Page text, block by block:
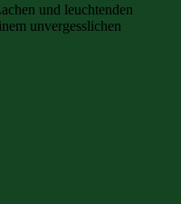
und leuchtenden
unvergesslichen